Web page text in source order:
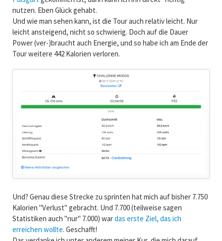
nutzen. Eben Glück gehabt.
Und wie man sehen kann, ist die Tour auch relativ leicht. Nur
leicht ansteigend, nicht so schwierig. Doch auf die Dauer
Power (ver-)braucht auch Energie, und so habe ich am Ende der
Tour weitere 442 Kalorien verloren.
Und? Genau diese Strecke zu sprinten hat mich auf bisher 7.750
Kalorien "Verlust" gebracht. Und 7.700 (teilweise sagen
Statistiken auch "nur" 7.000) wardas erste Ziel, das ich
erreichen wollte. Geschafft!